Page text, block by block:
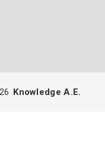
Knowledge A.E.